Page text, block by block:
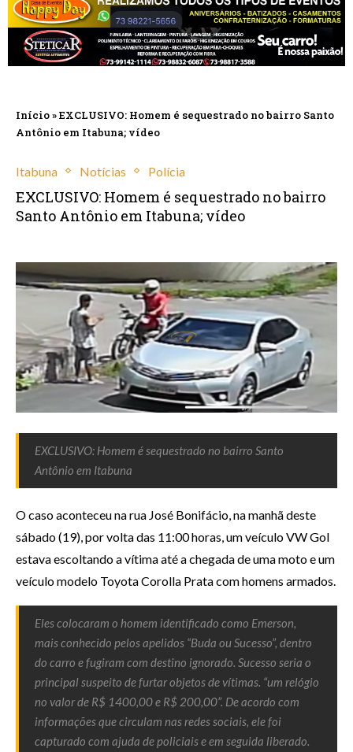
Início»EXCLUSIVO: Homem é sequestrado no bairro Santo
Antônio em Itabuna; vídeo
Itabuna Notícias Polícia
EXCLUSIVO: Homem é sequestrado no bairro
Santo Antônio em Itabuna; vídeo
EXCLUSIVO: Homem é sequestrado no bairro Santo
Antônio em Itabuna
O caso aconteceu na rua José Bonifácio, na manhã deste
sábado (19), por volta das 11:00 horas, um veículo VW Gol
estava escoltando a vítima até a chegada de uma moto e um
veículo modelo Toyota Corolla Prata com homens armados.
Eles colocaram o homem identificado como Emerson,
mais conhecido pelos apelidos “Buda ou Sucesso”, dentro
do carro e fugiram com destino ignorado. Sucesso seria o
principal suspeito de furtar objetos de vítimas. “um relógio
no valor de R$ 1400,00 e R$ 200,00”. De acordo com
informações que circulam nas redes sociais, ele foi
capturado com ajuda de policiais e em seguida liberado.